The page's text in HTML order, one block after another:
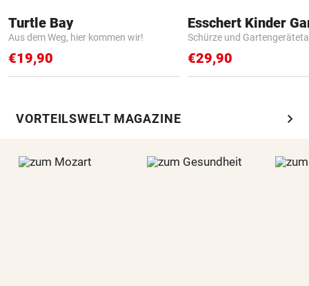
Turtle Bay
Aus dem Weg, hier kommen wir!
€19,90
Schürze und
€29,90
VORTEILSWELT MAGAZINE chevron_right